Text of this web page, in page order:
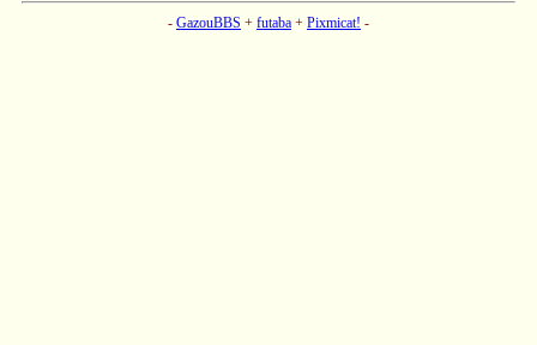
- GazouBBS + futaba + Pixmicat! -